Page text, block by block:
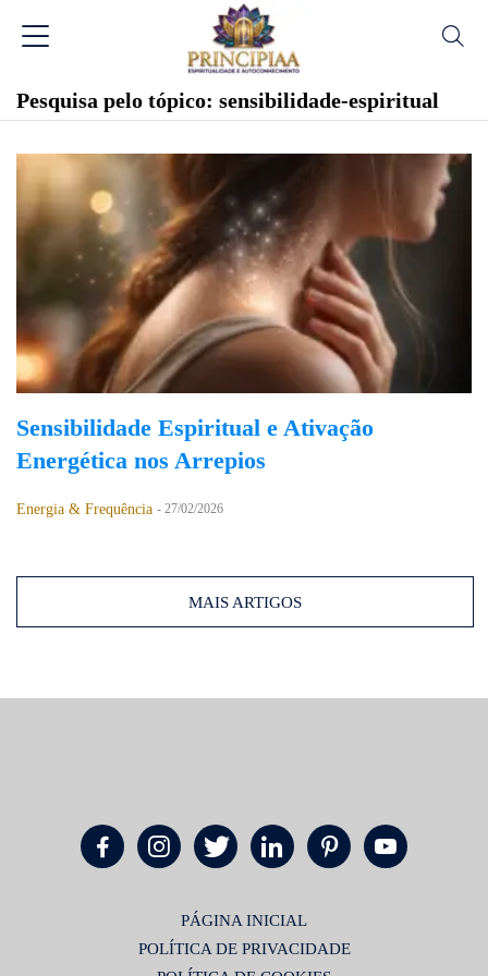
Pesquisa pelo tópico: sensibilidade-espiritual
Sensibilidade Espiritual e Ativação
Energética nos Arrepios
Energia & Frequência - 27/02/2026
MAIS ARTIGOS
PÁGINA INICIAL
POLÍTICA DE PRIVACIDADE